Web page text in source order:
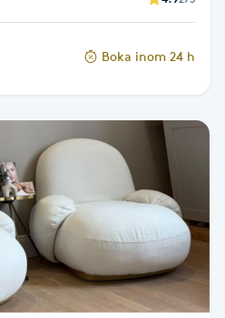
Boka inom 24 h